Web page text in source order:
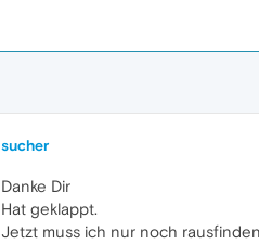
sucher
Danke Dir
Hat geklappt.
Jetzt muss ich nur noch